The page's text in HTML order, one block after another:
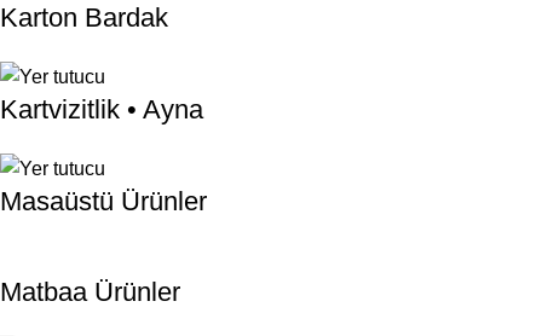
Karton Bardak
Kartvizitlik • Ayna
Masaüstü Ürünler
Matbaa Ürünler